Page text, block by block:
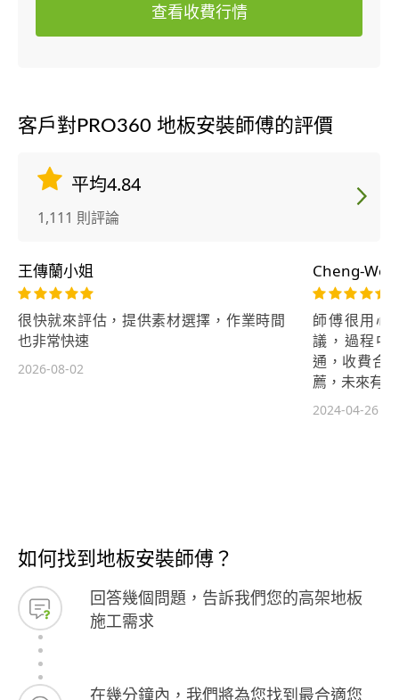
查看收費行情
客戶對PRO360 地板安裝師傅的評價
平均4.84
1,111 則評論
王傳蘭小姐
很快就來評估，提供素材選擇，作業時間
也非常快速
2026-08-02
Cheng-Wei
師傅很用心
議，過程中
通，收費合
薦，未來有
2024-04-26
如何找到地板安裝師傅？
回答幾個問題，告訴我們您的高架地板
施工需求
在幾分鐘內，我們將為您找到最合適您